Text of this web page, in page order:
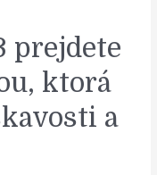
prejdete
ktorá
a